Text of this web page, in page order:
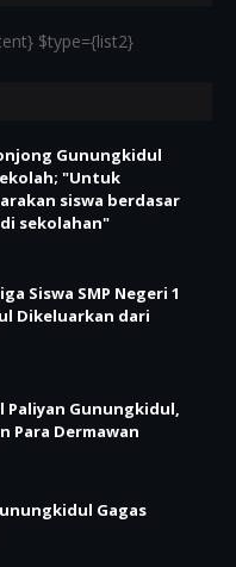
$type={list2}
Gunungkidul
"Untuk
siswa berdasar
sekolahan"
Siswa SMP Negeri 1
Dikeluarkan dari
Paliyan Gunungkidul,
Para Dermawan
Gagas